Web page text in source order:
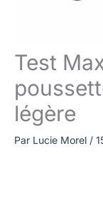
Test
légère
Par Lucie Morel /